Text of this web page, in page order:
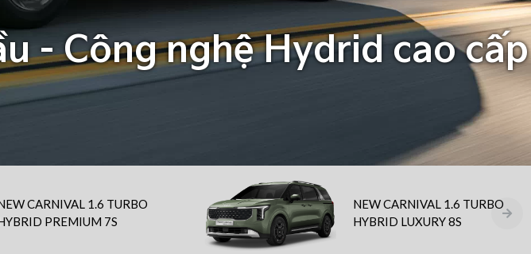
- Công nghệ Hydrid cao cấp
CARNIVAL 1.6 TURBO
PREMIUM 7S
NEW CARNIVAL 1.6 TURBO
HYBRID LUXURY 8S